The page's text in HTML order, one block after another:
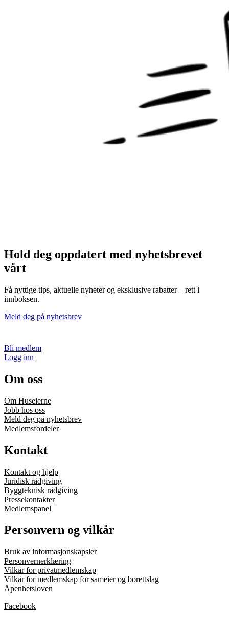
Hold deg oppdatert med nyhetsbrevet
vårt
Få nyttige tips, aktuelle nyheter og eksklusive rabatter – rett i
innboksen.
Meld deg på nyhetsbrev
Bli medlem
Logg inn
Om oss
Om Huseierne
Jobb hos oss
Meld deg på nyhetsbrev
Medlemsfordeler
Kontakt
Kontakt og hjelp
Juridisk rådgiving
Byggteknisk rådgiving
Pressekontakter
Medlemspanel
Personvern og vilkår
Bruk av informasjonskapsler
Personvernerklæring
Vilkår for privatmedlemskap
Vilkår for medlemskap for sameier og borettslag
Åpenhetsloven
Facebook